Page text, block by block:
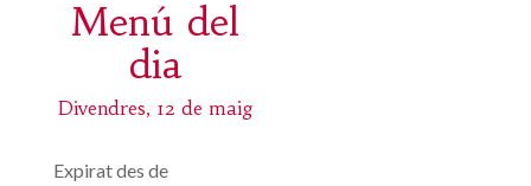
Menú del
dia
Divendres, 12 de maig
Expirat des de